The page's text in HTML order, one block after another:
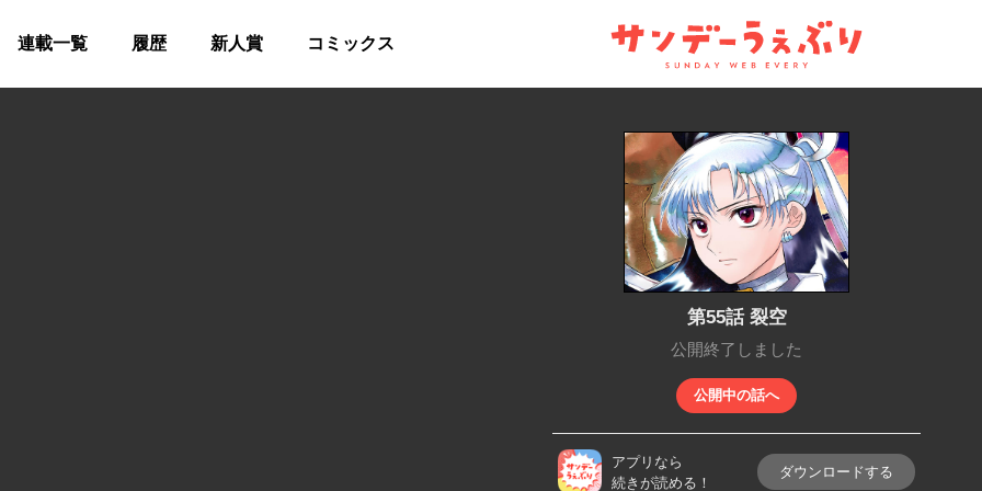
サンデーうぇぶり
連載一覧 履歴 新人賞 コミックス
第55話 裂空
公開終了しました
公開中の話へ
アプリなら
続きが読める！
ダウンロードする